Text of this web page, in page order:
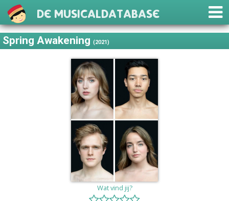
De Musicaldatabase
Spring Awakening(2021)
Wat vind jij?